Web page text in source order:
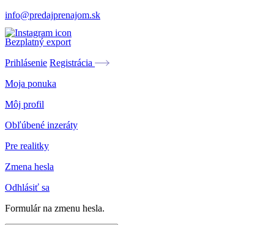
info@predajprenajom.sk
Bezplatný export
Prihlásenie Registrácia
Moja ponuka
Môj profil
Obľúbené inzeráty
Pre realitky
Zmena hesla
Odhlásiť sa
Formulár na zmenu hesla.